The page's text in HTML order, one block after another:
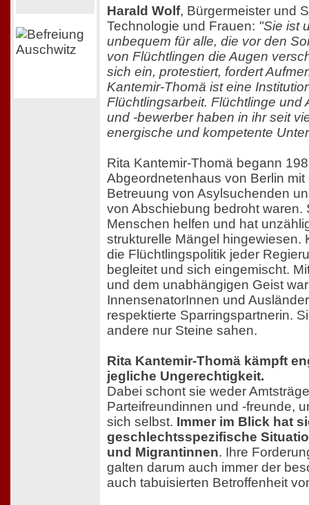
Harald Wolf, Bürgermeister und
Technologie und Frauen: "Sie ist
unbequem für alle, die vor den
von Flüchtlingen die Augen
sich ein, protestiert, fordert
Kantemir-Thomä ist eine
Flüchtlingsarbeit. Flüchtlinge und
und -bewerber haben in ihr seit
energische und kompetente
Rita Kantemir-Thomä begann
Abgeordnetenhaus von Berlin
Betreuung von Asylsuchenden
von Abschiebung bedroht waren.
Menschen helfen und hat
strukturelle Mängel hingewiesen.
die Flüchtlingspolitik jeder
begleitet und sich eingemischt.
und dem unabhängigen Geist
InnensenatorInnen und
respektierte Sparringspartnerin.
andere nur Steine sahen.
Rita Kantemir-Thomä kämpft
jegliche Ungerechtigkeit.
Dabei schont sie weder
Parteifreundinnen und -freunde,
sich selbst. Immer im Blick hat
geschlechtsspezifische
und Migrantinnen. Ihre
galten darum auch immer der
auch tabuisierten Betroffenheit